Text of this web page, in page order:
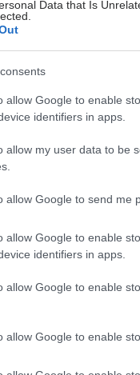
Data that Is
allow Google to enable
identifiers in apps.
allow my user data to be
allow Google to send me
allow Google to enable
identifiers in apps.
allow Google to enable
allow Google to enable
USA για τη
ημέρα, η οποία είναι
θα ξεκινήσει
Ακαδημίας Ιαματικής
Διευθύντρια
Παροχής
τομές και παρεμβάσεις
Ολυμπία
του
Μαρία Γάτσου
και